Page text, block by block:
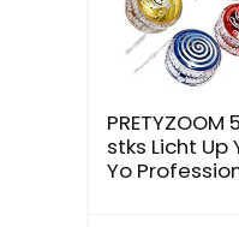
PRETYZOOM 5
stks Licht Up
Yo